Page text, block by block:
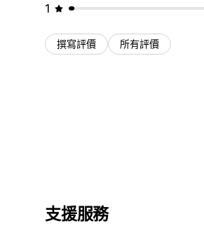
1
撰寫評價 所有評價
支援服務